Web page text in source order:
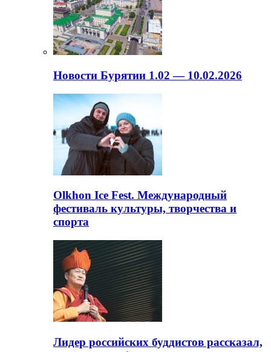
Новости Бурятии 1.02 — 10.02.2026
Olkhon Ice Fest. Международный
фестиваль культуры, творчества и
спорта
Лидер российских буддистов рассказал,